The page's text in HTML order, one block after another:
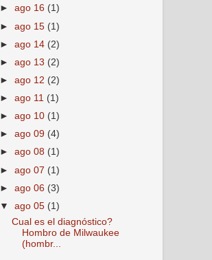
►ago 16 (1)
►ago 15 (1)
►ago 14 (2)
►ago 13 (2)
►ago 12 (2)
►ago 11 (1)
►ago 10 (1)
►ago 09 (4)
►ago 08 (1)
►ago 07 (1)
►ago 06 (3)
▼ago 05 (1)
Cual es el diagnóstico?
Hombro de Milwaukee
(hombr...